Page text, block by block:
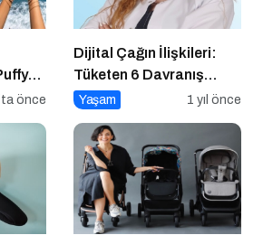
önce
Dijital Çağın İlişkileri:
Tüketen 6 Davranış
Biçimi
Yaşam 1 yıl önce